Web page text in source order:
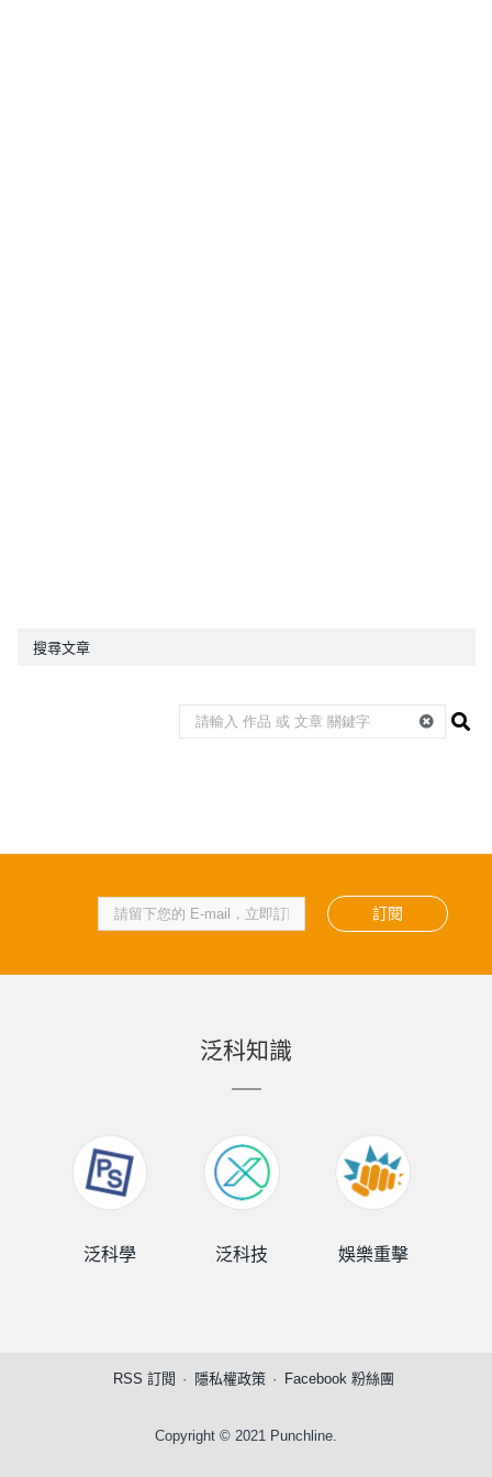
搜尋文章
訂閱
泛科知識
泛科學 泛科技 娛樂重擊
RSS 訂閱 隱私權政策 Facebook 粉絲團
Copyright © 2021 Punchline.